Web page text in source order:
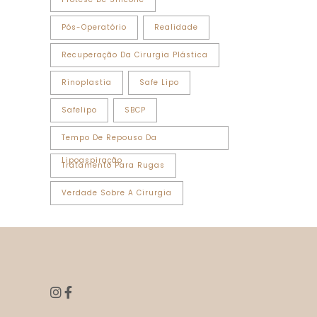
Pós-Operatório Realidade
Recuperação Da Cirurgia Plástica
Rinoplastia Safe Lipo
Safelipo SBCP
Tempo De Repouso Da
Lipoaspiração
Tratamento Para Rugas
Verdade Sobre A Cirurgia